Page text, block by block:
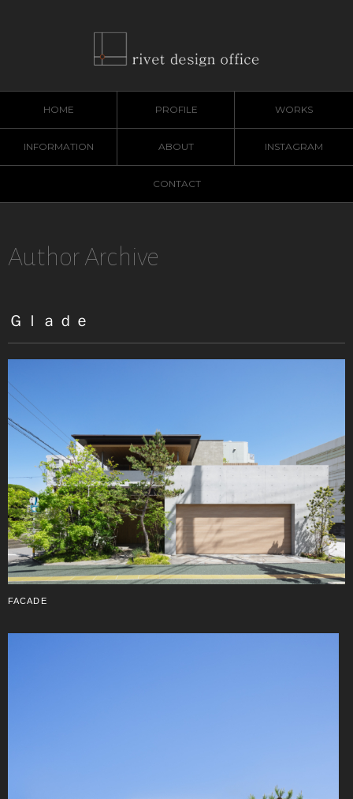
HOME PROFILE WORKS
INFORMATION ABOUT INSTAGRAM
CONTACT
Author Archive
Ｇｌａｄｅ
FACADE